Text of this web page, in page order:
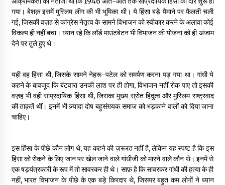
गया। बेशक़ इसमें मुस्लिम लीग की भी भूमिका थी। ये हिंसा बड़े पैमाने पर फैलती चली
गई, जिसकी वज़ह से कांग्रेस नेतृत्व के सामने विभाजन को स्वीकार करने के अलावा कोई
विकल्प ही नहीं बचा। ध्यान रहे कि लॉर्ड माउंटबेटन भी विभाजन की योजना को ही अंजाम
देने पर तुले हुए थे।
यही वह हिंसा थी, जिसके सामने नेहरू-पटेल को समर्पण करना पड़ गया था। गांधी ये
कहने के बावजूद कि बंटवारा उनकी लाश पर ही होगा, विभाजन नहीं रोक पाए तो इसकी
वज़ह भी वही सांप्रदायिक हिंसा थी, जिसका मुख्य स्रोत हिंदुत्व और मुस्लिम राष्ट्रवाद
की ताक़तें थीं। इनमें भी ज़्यादा दोष बहुसंख्यक समाज को भड़काने वालों को दिया जाना
चाहिए।
इस हिंसा के पीछे कौन लोग थे, यह कहने की ज़रूरत नहीं है, लेकिन यह स्पष्ट है कि इस
हिंसा को रोकने के लिए जान पर खेल जाने वाले गांधीजी को मारने वाले कौन थे। इनमें से
एक षड़यंत्रकारी के रूप में तो सावरकर ही थे। साफ़ है कि सावरकर गांधी की हत्या के ही
नहीं, भारत विभाजन के पीछे के एक बड़े किरदार थे, जिसपर बहुत कम लोगों ने ध्यान